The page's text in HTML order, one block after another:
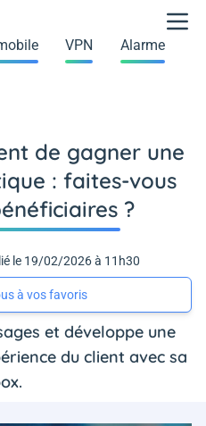
VPN Alarme
de gagner une
: faites-vous
?
le 19/02/2026 à 11h30
à vos favoris
et développe une
du client avec sa